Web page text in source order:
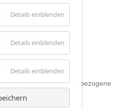
Details einblenden
Essenziell
Details einblenden
Formulare
Details einblenden
Analyse